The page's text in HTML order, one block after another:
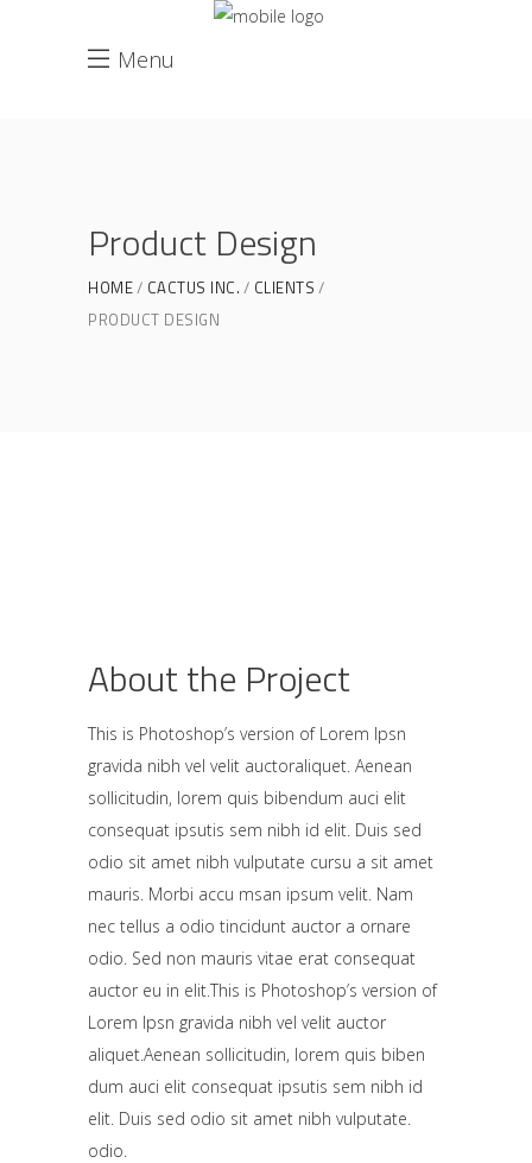
Menu
Product Design
HOME CACTUS INC.
CLIENTS
PRODUCT DESIGN
About the Project
This is Photoshop’s version of Lorem Ipsn
gravida nibh vel velit auctoraliquet. Aenean
sollicitudin, lorem quis bibendum auci elit
consequat ipsutis sem nibh id elit. Duis sed
odio sit amet nibh vulputate cursu a sit amet
mauris. Morbi accu msan ipsum velit. Nam
nec tellus a odio tincidunt auctor a ornare
odio. Sed non mauris vitae erat consequat
auctor eu in elit.This is Photoshop’s version of
Lorem Ipsn gravida nibh vel velit auctor
aliquet.Aenean sollicitudin, lorem quis biben
dum auci elit consequat ipsutis sem nibh id
elit. Duis sed odio sit amet nibh vulputate.
odio.